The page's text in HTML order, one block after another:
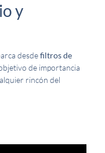
y
desdefiltros de
de importancia
rincón del